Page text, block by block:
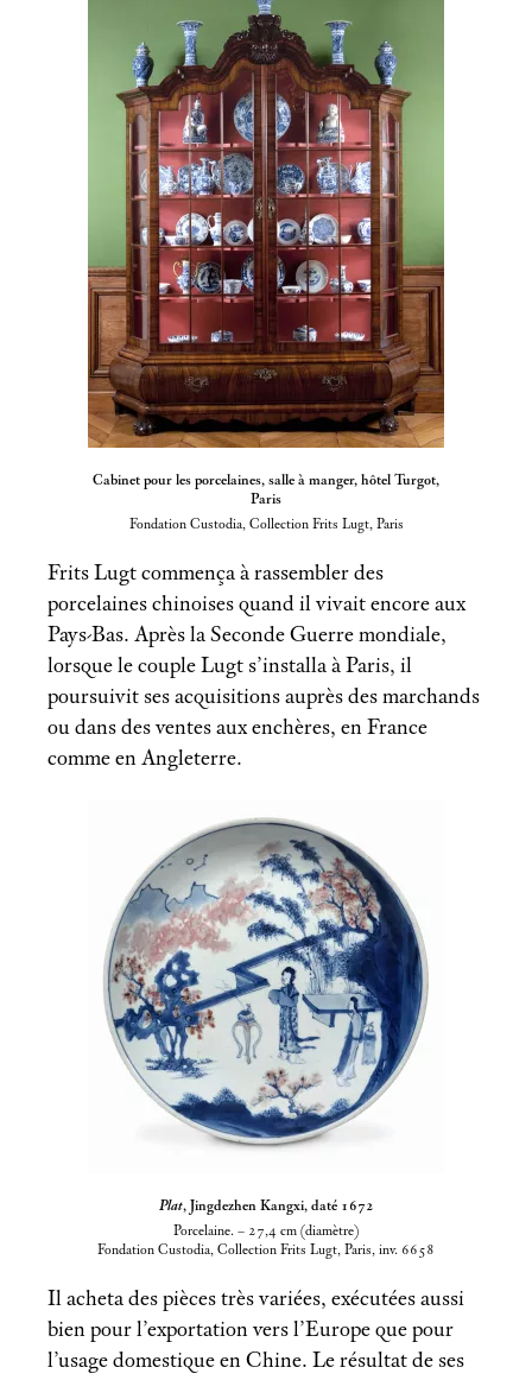
Cabinet pour les porcelaines, salle à manger, hôtel Turgot,
Paris
Fondation Custodia, Collection Frits Lugt, Paris
Frits Lugt commença à rassembler des
porcelaines chinoises quand il vivait encore aux
Pays-Bas. Après la Seconde Guerre mondiale,
lorsque le couple Lugt s’installa à Paris, il
poursuivit ses acquisitions auprès des marchands
ou dans des ventes aux enchères, en France
comme en Angleterre.
Plat, Jingdezhen Kangxi, daté 1672
Porcelaine. – 27,4 cm (diamètre)
Fondation Custodia, Collection Frits Lugt, Paris, inv. 6658
Il acheta des pièces très variées, exécutées aussi
bien pour l’exportation vers l’Europe que pour
l’usage domestique en Chine. Le résultat de ses